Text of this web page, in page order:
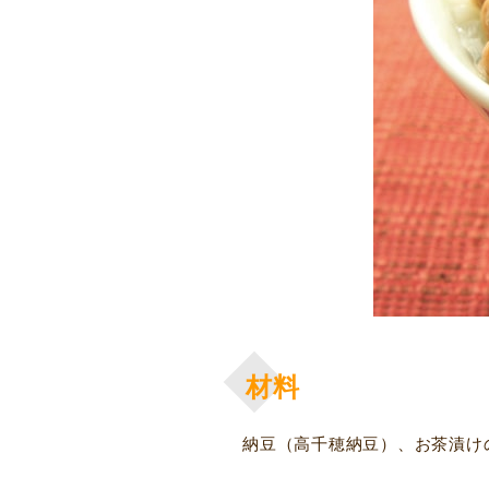
材料
納豆（高千穂納豆）、お茶漬け